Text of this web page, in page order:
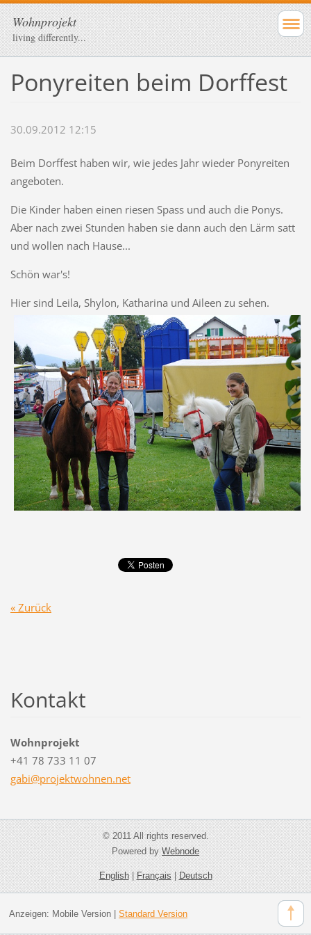
Wohnprojekt
living differently...
Ponyreiten beim Dorffest
30.09.2012 12:15
Beim Dorffest haben wir, wie jedes Jahr wieder Ponyreiten
angeboten.
Die Kinder haben einen riesen Spass und auch die Ponys.
Aber nach zwei Stunden haben sie dann auch den Lärm satt
und wollen nach Hause...
Schön war's!
Hier sind Leila, Shylon, Katharina und Aileen zu sehen.
« Zurück
Kontakt
Wohnprojekt
+41 78 733 11 07
gabi@projektwohnen.net
© 2011 All rights reserved.
Powered byWebnode
English|Français|Deutsch
Anzeigen: Mobile Version| Standard Version